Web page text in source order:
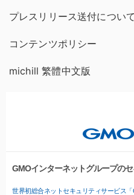
プレスリリース送付について
コンテンツポリシー
michill 繁體中文版
GMOインターネットグループの
世界初総合ネットセキュリティサービス「